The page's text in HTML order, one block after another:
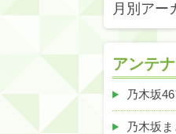
月別アー
アンテ
乃木坂
乃木坂